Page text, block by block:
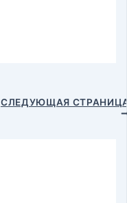
СЛЕДУЮЩАЯ